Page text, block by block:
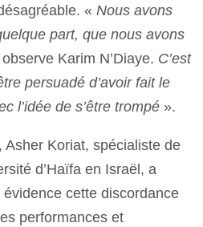
«Nous avons
part, que nous avons
observe Karim N’Diaye. C’est
persuadé d’avoir fait le
l’idée de s’être trompé ».
Asher Koriat, spécialiste de
d’Haïfa en Israël, a
cette discordance
performances et